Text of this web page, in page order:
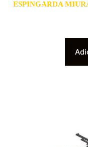
ESPINGARDA